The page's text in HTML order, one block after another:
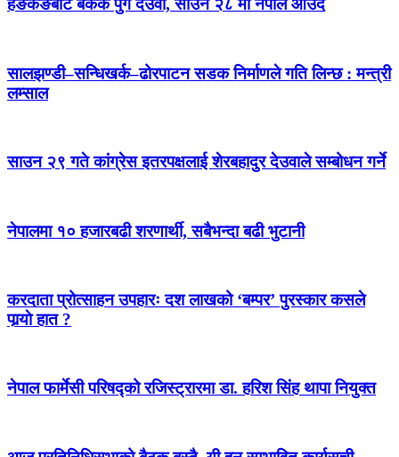
हङकङबाट बैंकक पुगे देउवा, साउन २८ मा नेपाल आउँदै
सालझण्डी–सन्धिखर्क–ढोरपाटन सडक निर्माणले गति लिन्छ : मन्त्री
लम्साल
साउन २९ गते कांग्रेस इतरपक्षलाई शेरबहादुर देउवाले सम्बोधन गर्ने
नेपालमा १० हजारबढी शरणार्थी, सबैभन्दा बढी भुटानी
करदाता प्रोत्साहन उपहारः दश लाखको ‘बम्पर’ पुरस्कार कसले
पार्‍याे हात ?
नेपाल फार्मेसी परिषद्को रजिस्ट्रारमा डा. हरिश सिंह थापा नियुक्त